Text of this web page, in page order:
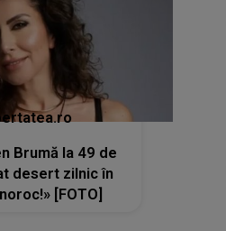
Brumă la 49 de
desert zilnic în
[FOTO]